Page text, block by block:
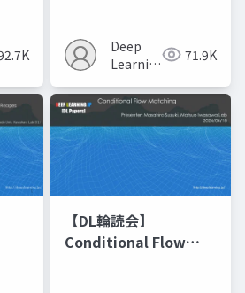
Deep
Learning
71.9K
【DL輪読会】
Conditional Flow